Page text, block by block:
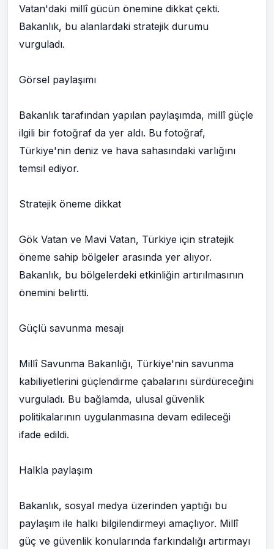
Vatan'daki millî gücün önemine dikkat çekti.
Bakanlık, bu alanlardaki stratejik durumu
vurguladı.
Görsel paylaşımı
Bakanlık tarafından yapılan paylaşımda, millî güçle
ilgili bir fotoğraf da yer aldı. Bu fotoğraf,
Türkiye'nin deniz ve hava sahasındaki varlığını
temsil ediyor.
Stratejik öneme dikkat
Gök Vatan ve Mavi Vatan, Türkiye için stratejik
öneme sahip bölgeler arasında yer alıyor.
Bakanlık, bu bölgelerdeki etkinliğin artırılmasının
önemini belirtti.
Güçlü savunma mesajı
Millî Savunma Bakanlığı, Türkiye'nin savunma
kabiliyetlerini güçlendirme çabalarını sürdüreceğini
vurguladı. Bu bağlamda, ulusal güvenlik
politikalarının uygulanmasına devam edileceği
ifade edildi.
Halkla paylaşım
Bakanlık, sosyal medya üzerinden yaptığı bu
paylaşım ile halkı bilgilendirmeyi amaçlıyor. Millî
güç ve güvenlik konularında farkındalığı artırmayı